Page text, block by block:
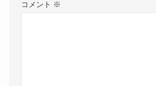
コメント ※